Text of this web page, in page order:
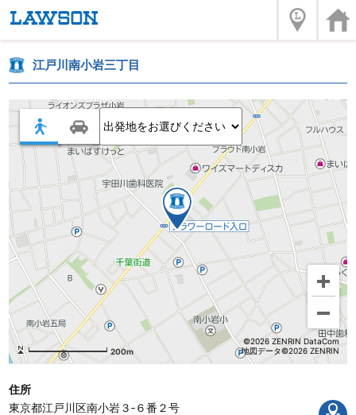
江戸川南小岩三丁目
200m
©2026 ZENRIN DataCom
地図データ©2026 ZENRIN
住所
東京都江戸川区南小岩３‐６番２号